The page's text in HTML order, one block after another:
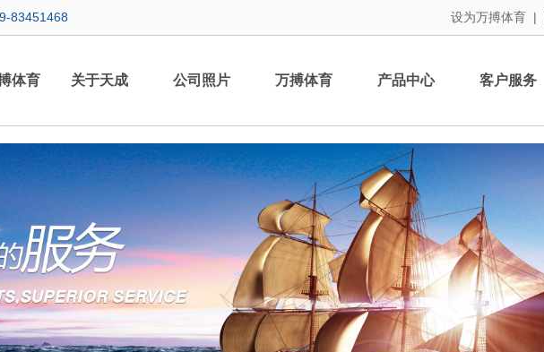
83451468 设为万搏体育 |
体育 关于天成 公司照片 万搏体育 产品中心 客户服务